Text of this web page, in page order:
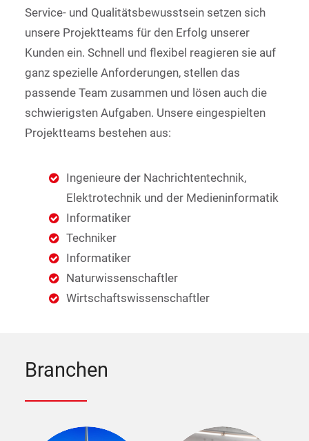
Service- und Qualitätsbewusstsein setzen sich
unsere Projektteams für den Erfolg unserer
Kunden ein. Schnell und flexibel reagieren sie auf
ganz spezielle Anforderungen, stellen das
passende Team zusammen und lösen auch die
schwierigsten Aufgaben. Unsere eingespielten
Projektteams bestehen aus:
Ingenieure der Nachrichtentechnik,
Elektrotechnik und der Medieninformatik
Informatiker
Techniker
Informatiker
Naturwissenschaftler
Wirtschaftswissenschaftler
Branchen